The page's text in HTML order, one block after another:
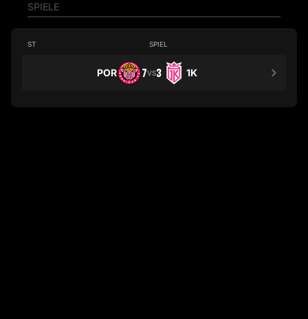
SPIELE
ST SPIEL
POR 7VS3 1K